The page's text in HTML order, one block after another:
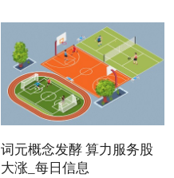
词元概念发酵 算力服务股
大涨_每日信息